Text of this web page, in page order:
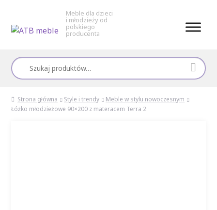
nawigacji
treści
Meble dla dzieci
i młodzieży od
polskiego
producenta
Szukaj:
Strona główna Style i trendy
Meble w stylu nowoczesnym
Łóżko młodzieżowe 90×200 z materacem Terra 2